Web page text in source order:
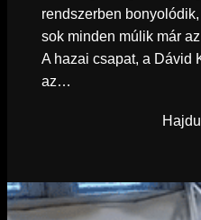
rendszerben
sok minden múlik már
A hazai csapat, a Dávid
az…